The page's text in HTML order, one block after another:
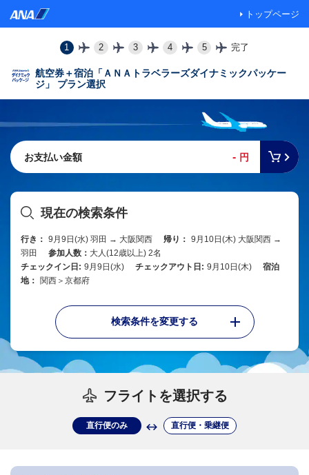
トップページ
1 2 3 4 5 完了
航空券＋宿泊「ＡＮＡトラベラーズダイナミックパッケー
ジ」 プラン選択
お支払い金額 - 円
現在の検索条件
行き： 9月9日(水) 羽田 → 大阪関西 帰り： 9月10日(木) 大阪関西 →
羽田
参加人数： 大人(12歳以上) 2名
チェックイン日: 9月9日(水) チェックアウト日: 9月10日(木)
宿泊
地：
関西＞京都府
検索条件を変更する
フライトを選択する
直行便のみ 直行便・乗継便